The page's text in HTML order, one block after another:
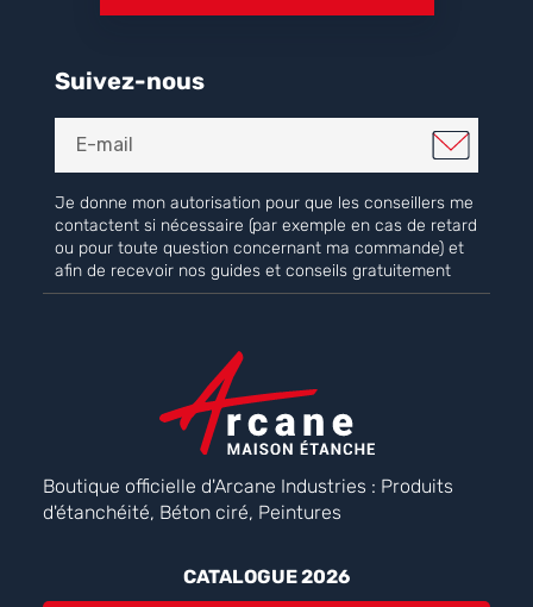
Suivez-nous
Je donne mon autorisation pour que les conseillers me
contactent si nécessaire (par exemple en cas de retard
ou pour toute question concernant ma commande) et
afin de recevoir nos guides et conseils gratuitement
Boutique officielle d'Arcane Industries : Produits
d'étanchéité, Béton ciré, Peintures
CATALOGUE 2026